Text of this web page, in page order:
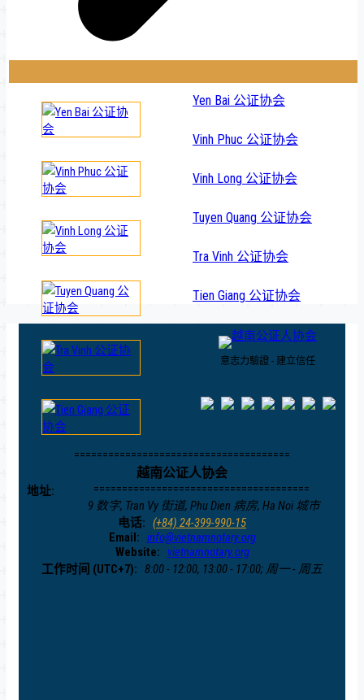
Yen Bai 公证协会
Vinh Phuc 公证协会
Vinh Long 公证协会
Tuyen Quang 公证协会
Tra Vinh 公证协会
Tien Giang 公证协会
意志力驗證 - 建立信任
======================================
越南公证人协会
======================================
地址:
9 数字, Tran Vy 街道, Phu Dien 病房, Ha Noi 城市
电话: (+84) 24-399-990-15
Email: info@vietnamnotary.org
Website:
vietnamnotary.org
工作时间 (UTC+7): 8:00 - 12:00, 13:00 - 17:00; 周一 - 周五